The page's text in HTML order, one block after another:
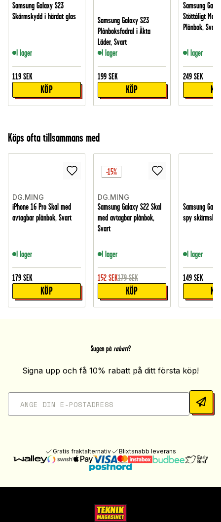
Samsung Galaxy S23
Skärmskydd i härdat glas
I lager
119 SEK
KÖP
Samsung Galaxy S23
Plånboksfodral i Äkta
Läder, Svart
I lager
199 SEK
KÖP
Samsung
Stöttåligt
Plånbok, Svart
I lager
249 SEK
Köps ofta tillsammans med
DG.MING
iPhone 16 Pro Skal med
avtagbar plånbok, Svart
I lager
179 SEK
KÖP
-15%
DG.MING
Samsung Galaxy S22 Skal
med avtagbar plånbok,
Svart
I lager
152 SEK179 SEK
KÖP
Samsung
spy
I lager
149 SEK
Sugen på rabatt?
Signa upp och få 10% rabatt på ditt första köp!
Gratis fraktalternativ Blixtsnabb leverans